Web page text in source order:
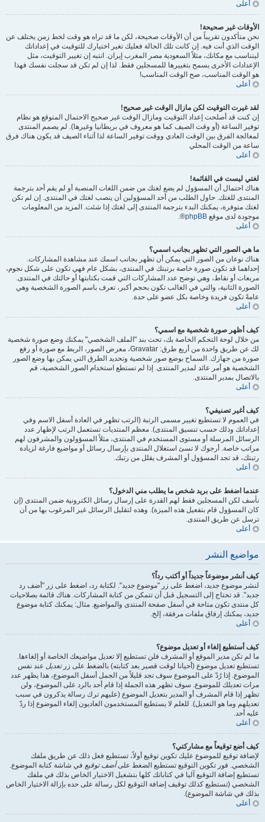
أعلى
الأوقات غير صحيحة!
نحن متأكدون تقريباً من أن الأوقات صحيحة، لكن ما قد تراه هو وقت لخط زمن يختلف عن
الوقت الذي أنت فيه. إن كانت تلك الحالة فعليك تغير اختيارك للتوقيت في إعداداتك
ليتناسب مع مكانك، مثلاً السعودية مصر المغرب إيران. انتبه إن تغيير التوقيت، مثل
الإعدادات الأخرى يسمح بتغييرها للمسجلين فقط. لذا إن لم تكن قد سجلت نفسك فهذا
هو الوقت المناسب، صح الوقت المناسب!
أعلى
لقد غيرت التوقيت لكن مازال الوقت غير صحيح!
إن كنت قد أصلحت إعداد التوقيت ومازال الوقت غير صحيح الاحتمال المتوقع هو نظام
توفير الساعة (أو وقت الصيف كما هو معروف في بريطانيا وغيرها). لم يصمم المنتدى
لمعالجة الفرق بين الوقت العادي ووقت توفير الساعة لذا أثناء الصيف قد يكون هناك فرق
ساعة من الوقت المحلي
أعلى
لغتي ليست في القائمة!
هناك احتمال أن المسؤول لم يضع لغتك من ضمن اللغات المنصبة أو لم يقم أحد بترجمة
المنتدى للغتك. حاول الطلب من أحد المسؤولين أن ينصب لغتك في المنتدى. إن لم تكن
لغتك متوفرة، يمكنك البدء بترجمة المنتدى إلى لغتك إذا شئت. المزيد من المعلومات
موجودة لدى موقع phpBB
®.
أعلى
ما هي الصور التي تظهر بجانب اسمي؟
هناك نوعان من الصور التي يمكن أن تظهر بجانب اسمك عند مشاهدة المشاركات.
إحداهما قد تكون صورة خاصة برتبتك في المنتدى، بشكل عام فهي تكون على شكل نجوم،
مربعات أو نقاط، وهي توضح عدد المشاركات التي قمت بكتابتها أو حالتك في المنتدى.
الصورة الثانية، والتي في الغالب تكون بحجم أكبر، تعرف باسم الصورة الشخصية وهي
عامةً تكون فريدة وخاصة بكل عضو على حدة.
أعلى
كيف أظهر صورة شخصية مع اسمي؟
من خلال لوحة التحكم الخاصة بك، تحت بند "الملف الشخصي" يمكنك وضع صورة شخصية
لك عن طريق واحدة من أربع طرق: Gravatar، معرض الصور، الربط مع صورة أو رفع
صورة من جهازك. السماح بوضع صور شخصية وتحديد الطرق التي يمكن بها وضع الصور
الشخصية هو أمر عائد لمدير المنتدى. إذا لم تستطع استخدام الصور الشخصية، قم
بالاتصال بمدير المنتدى.
أعلى
كيف أغير تصنيفي؟
في العموم لا تستطيع تغيير مسمى الرتبة (الرتب تظهر في العادة أسفل الاسم وفي
إعداداتك وذلك حسب تنسيق المنتدى). معظم المنتديات تستعمل الرتب لإظهار عدد
الرسائل المرسلة أو مستوى المستخدم في المنتدى، مثلاً المسؤولون والمشرفون لهم
مراتب خاصة. أرجوك لا تسئ استغلال المنتدى بإرسال رسائل أو مواضيع فارغة لزيادة
رتبتك، قد تجد المسؤول أو المشرف يقلل من رتبك.
أعلى
عندما اضغط على بريد شخص ما يطلب مني الدخول؟
نأسف لكن المسجلين فقط لهم القدرة على إرسال رسائل الكترونية ضمن المنتدى (إن
كان المسؤول قام بتفعيل هذه الميزة). وهذه لتقليل الرسائل غير المرغوب بها من أن
ترسل عن طريق المنتدى.
أعلى
مواضيع النشر
كيف أنشر موضوعاً جديداً أو أكتب رداً؟
لنشر موضوع جديد، اضغط على زر "موضوع جديد". لكتابة رد، اضغط على زر "أضف رد
جديد". قد تحتاج إلى التسجيل قبل أن تتمكن من كتابة المشاركات. هناك قائمة بصلاحيات
كل منتدى تكون متاحة في أسفل صفحة المنتدى والمواضيع. مثال: يمكنك كتابة موضوع
جديد، يمكنك إرفاق ملفات مرفقة، إلخ.
أعلى
كيف أستطيع إلغاء أو تعديل موضوع؟
ما لم تكن مدير الموقع أو المشرف فلن تستطيع إلا تعديل مواضيعك الخاصة أو إلغاءها.
تستطيع تعديل موضوع (أحيانا لوقت قصير بعد كتابته) بالضغط على زرتعديل عند نفس
الموضوع. إذا رُدّ على الموضوع سوف تجد قليلاً من الجمل أسفل الموضوع، هذا يظهر عدد
مرات تعديلك للموضوع. سوف تظهر هذه الجملة إذا قام أحد بالرد على الموضوع، ولن
تظهر إذا قام المشرف أو المدير بتعديل الموضوع (عليهم ترك رسالة يذكرون في سبب
تعديلهم وما هو التعديل). للعلم لا يستطيع المستخدمون العاديون إلغاء الموضوع إذا ردّ
عليه أحد.
أعلى
كيف أضع توقيعاً مع مشاركتي؟
لإضافة توقيع للموضوع عليك تكوين توقيع أولاً، تستطيع فعل ذلك عن طريق ملفك
الشخصي. فور تكوين التوقيع تستطيع الضغط علىأضف توقيع في شاشة كتابة الموضوع.
تستطيع إضافة التوقيع آليا في كتاباتك كلها بتشغيل الاختيار الخاص بذلك في ملفك
الشخصي (تستطيع كذلك توقيف إضافة التوقيع لكل رسالة على حده بإزالة الاختيار الخاص
بذلك في شاشة الموضوع).
أعلى